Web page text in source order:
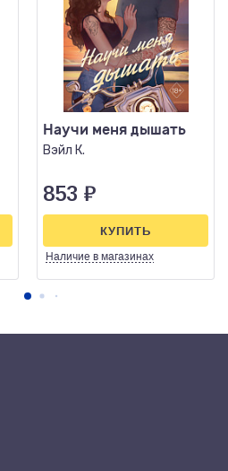
Научи меня дышать
Вэйл К.
853 ₽
Наличие в магазинах
КУПИТЬ